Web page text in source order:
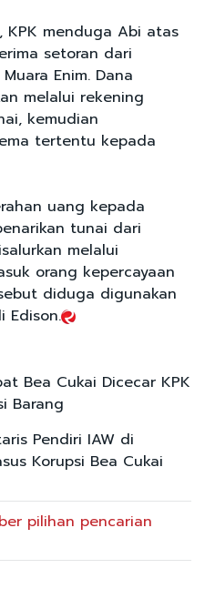
KPK menduga Abi atas
setoran dari
Enim. Dana
melalui rekening
kemudian
tertentu kepada
uang kepada
tunai dari
melalui
orang kepercayaan
diduga digunakan
Edison.
Bea Cukai Dicecar KPK
Barang
Pendiri IAW di
Korupsi Bea Cukai
pilihan pencarian